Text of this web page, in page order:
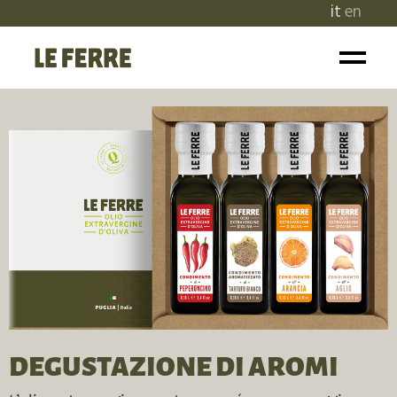
iten
DEGUSTAZIONE DI AROMI